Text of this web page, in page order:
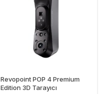
Revopoint POP 4 Premium
Edition 3D Tarayıcı